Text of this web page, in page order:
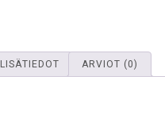
LISÄTIEDOT ARVIOT (0)